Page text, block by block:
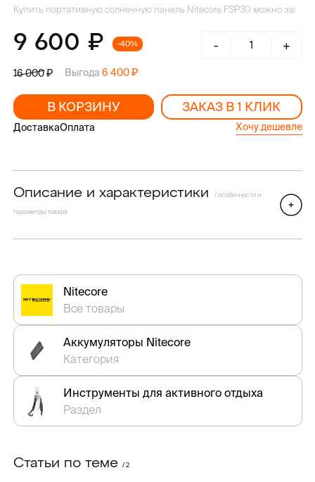
Купить портативную солнечную панель Nitecore FSP30 можно за:
9 600 -40%
16 000 Выгода 6 400
- +
В КОРЗИНУ ЗАКАЗ В 1 КЛИК
ДоставкаОплата Хочу дешевле
Описание и характеристики / особенности и
параметры товара
Nitecore
Все товары
Аккумуляторы Nitecore
Категория
Инструменты для активного отдыха
Раздел
Статьи по теме / 2